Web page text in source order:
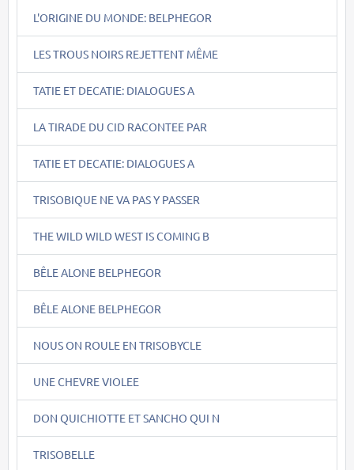
L'ORIGINE DU MONDE: BELPHEGOR
LES TROUS NOIRS REJETTENT MÊME
TATIE ET DECATIE: DIALOGUES A
LA TIRADE DU CID RACONTEE PAR
TATIE ET DECATIE: DIALOGUES A
TRISOBIQUE NE VA PAS Y PASSER
THE WILD WILD WEST IS COMING B
BÊLE ALONE BELPHEGOR
BÊLE ALONE BELPHEGOR
NOUS ON ROULE EN TRISOBYCLE
UNE CHEVRE VIOLEE
DON QUICHIOTTE ET SANCHO QUI N
TRISOBELLE